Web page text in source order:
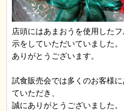
店頭にはあまおうを使用した
示をしていただいていました。
ありがとうございます。
試食販売会では多くのお客様
ていただき、
誠にありがとうございました。